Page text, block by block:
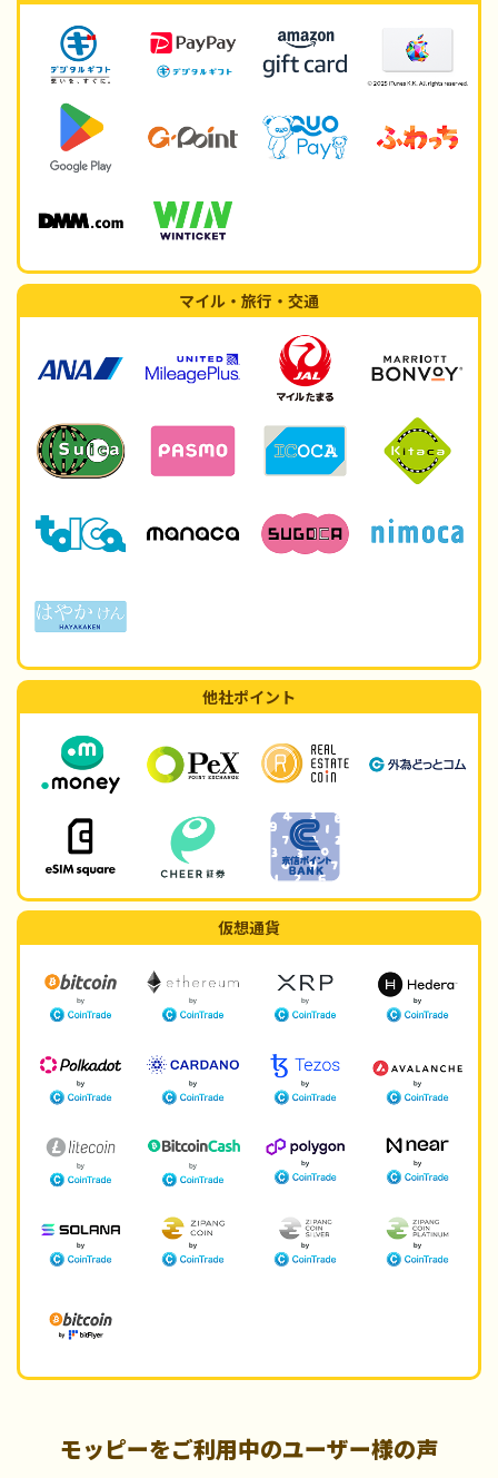
マイル・旅行・交通
他社ポイント
仮想通貨
モッピーをご利用中のユーザー様の声